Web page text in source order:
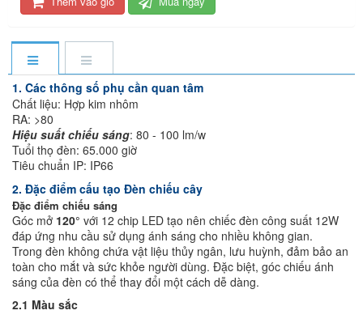
1. Các thông số phụ cần quan tâm
Chất liệu: Hợp kim nhôm
RA: >80
Hiệu suất chiếu sáng: 80 - 100 lm/w
Tuổi thọ đèn: 65.000 giờ
Tiêu chuẩn IP: IP66
2. Đặc điểm cấu tạo Đèn chiếu cây
Đặc điểm chiếu sáng
Góc mở 120° với 12 chip LED tạo nên chiếc đèn công suất 12W
đáp ứng nhu cầu sử dụng ánh sáng cho nhiều không gian.
Trong đèn không chứa vật liệu thủy ngân, lưu huỳnh, đảm bảo an
toàn cho mắt và sức khỏe người dùng. Đặc biệt, góc chiếu ánh
sáng của đèn có thể thay đổi một cách dễ dàng.
2.1 Màu sắc